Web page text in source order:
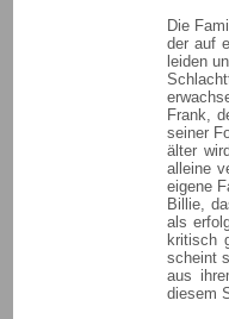
Die
der auf
leiden
Frank,
seiner
älter
alleine
eigene
Billie,
als
kritisch
scheint
aus
diesem